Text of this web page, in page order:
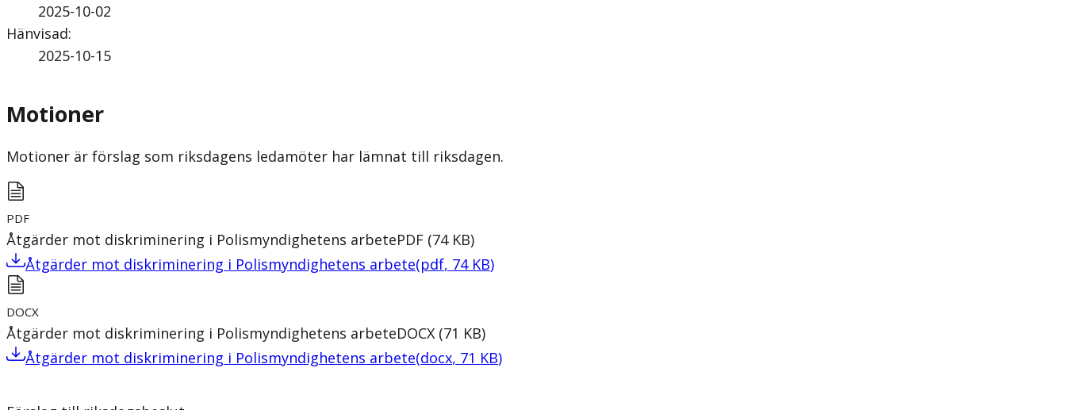
2025-10-02
Hänvisad:
2025-10-15
Motioner
Motioner är förslag som riksdagens ledamöter har lämnat till riksdagen.
PDF
Åtgärder mot diskriminering i Polismyndighetens arbetePDF (74 KB)
Åtgärder mot diskriminering i Polismyndighetens arbete(pdf, 74 KB)
DOCX
Åtgärder mot diskriminering i Polismyndighetens arbeteDOCX (71 KB)
Åtgärder mot diskriminering i Polismyndighetens arbete(docx, 71 KB)